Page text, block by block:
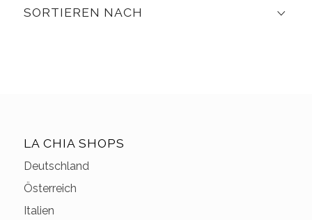
SORTIEREN NACH
LA CHIA SHOPS
Deutschland
Österreich
Italien